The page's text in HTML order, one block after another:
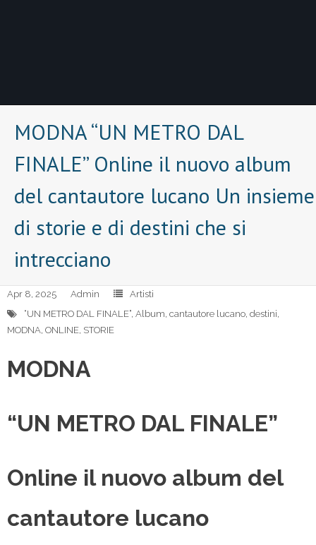
MODNA “UN METRO DAL
FINALE” Online il nuovo album
del cantautore lucano Un insieme
di storie e di destini che si
intrecciano
Apr 8, 2025 Admin
Artisti
“UN METRO DAL FINALE”, Album, cantautore lucano, destini,
MODNA, ONLINE, STORIE
MODNA
“UN METRO DAL FINALE”
Online il nuovo album del
cantautore lucano